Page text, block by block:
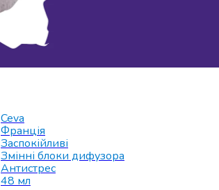
Ceva
Франція
Заспокійливі
Змінні блоки дифузора
Антистрес
48 мл